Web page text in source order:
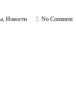
,Новости
No Comment